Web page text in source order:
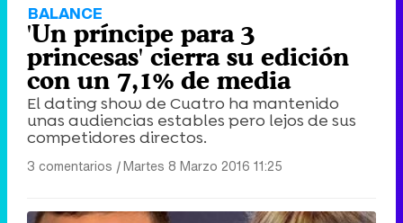
BALANCE
'Un príncipe para 3
princesas' cierra su edición
con un 7,1% de media
El dating show de Cuatro ha mantenido
unas audiencias estables pero lejos de sus
competidores directos.
3 comentarios |Martes 8 Marzo 2016 11:25